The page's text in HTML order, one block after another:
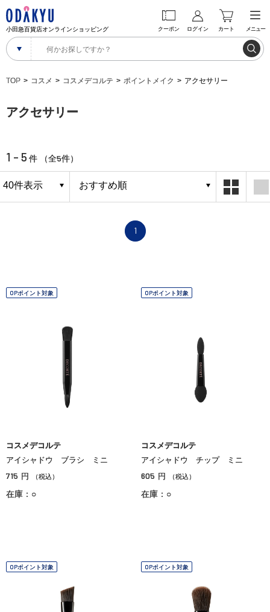
小田急百貨店オンラインショッピング クーポン ログイン カート メニュー
TOP コスメ コスメデコルテ ポイントメイク アクセサリー
アクセサリー
1 - 5 件 （全5件）
1
OPポイント対象
コスメデコルテ
アイシャドウ ブラシ ミニ
715 円 （税込）
在庫：○
OPポイント対象
コスメデコルテ
アイシャドウ チップ ミニ
605 円 （税込）
在庫：○
OPポイント対象 OPポイント対象